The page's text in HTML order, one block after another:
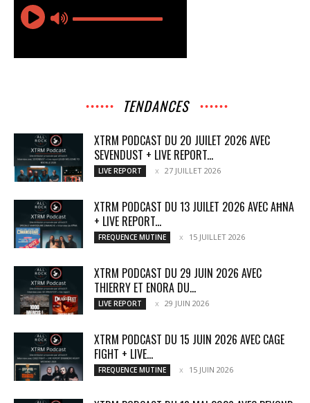
TENDANCES
XTRM PODCAST DU 20 JUILET 2026 AVEC
SEVENDUST + LIVE REPORT...
LIVE REPORT 27 JUILLET 2026
XTRM PODCAST DU 13 JUILET 2026 AVEC AĦNA
+ LIVE REPORT...
FREQUENCE MUTINE 15 JUILLET 2026
XTRM PODCAST DU 29 JUIN 2026 AVEC
THIERRY ET ENORA DU...
LIVE REPORT 29 JUIN 2026
XTRM PODCAST DU 15 JUIN 2026 AVEC CAGE
FIGHT + LIVE...
FREQUENCE MUTINE 15 JUIN 2026